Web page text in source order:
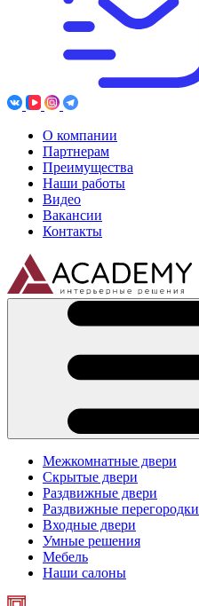
О компании
Партнерам
Преимущества
Наши работы
Видео
Вакансии
Контакты
Межкомнатные двери
Скрытые двери
Раздвижные двери
Раздвижные перегородки
Входные двери
Умные решения
Мебель
Наши салоны